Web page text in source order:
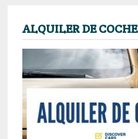
ALQUILER DE COCHE